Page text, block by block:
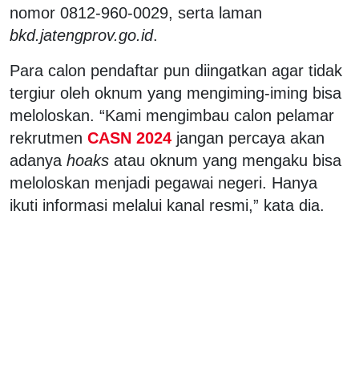
nomor 0812-960-0029, serta laman
bkd.jatengprov.go.id.
Para calon pendaftar pun diingatkan agar tidak
tergiur oleh oknum yang mengiming-iming bisa
meloloskan. “Kami mengimbau calon pelamar
rekrutmen CASN 2024 jangan percaya akan
adanya hoaks atau oknum yang mengaku bisa
meloloskan menjadi pegawai negeri. Hanya
ikuti informasi melalui kanal resmi,” kata dia.